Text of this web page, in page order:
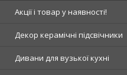
Акції і товар у наявності!
Декор керамічні підсвічники
Дивани для вузької кухні